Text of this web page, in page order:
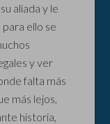
aliada y le
ello se
y ver
falta más
más lejos,
historia,